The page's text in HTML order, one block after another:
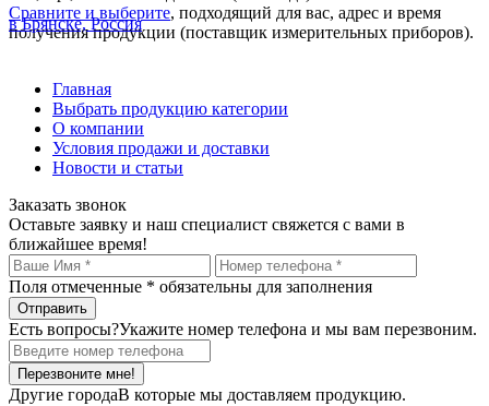
Сравните и выберите, подходящий для вас, адрес и время
получения продукции (поставщик измерительных приборов).
в Брянске, Россия
Главная
Выбрать продукцию категории
О компании
Условия продажи и доставки
Новости и статьи
Заказать звонок
Оставьте заявку и наш специалист свяжется с вами в
ближайшее время!
Поля отмеченные * обязательны для заполнения
Есть вопросы?Укажите номер телефона и мы вам перезвоним.
Перезвоните мне!
Другие городаВ которые мы доставляем продукцию.